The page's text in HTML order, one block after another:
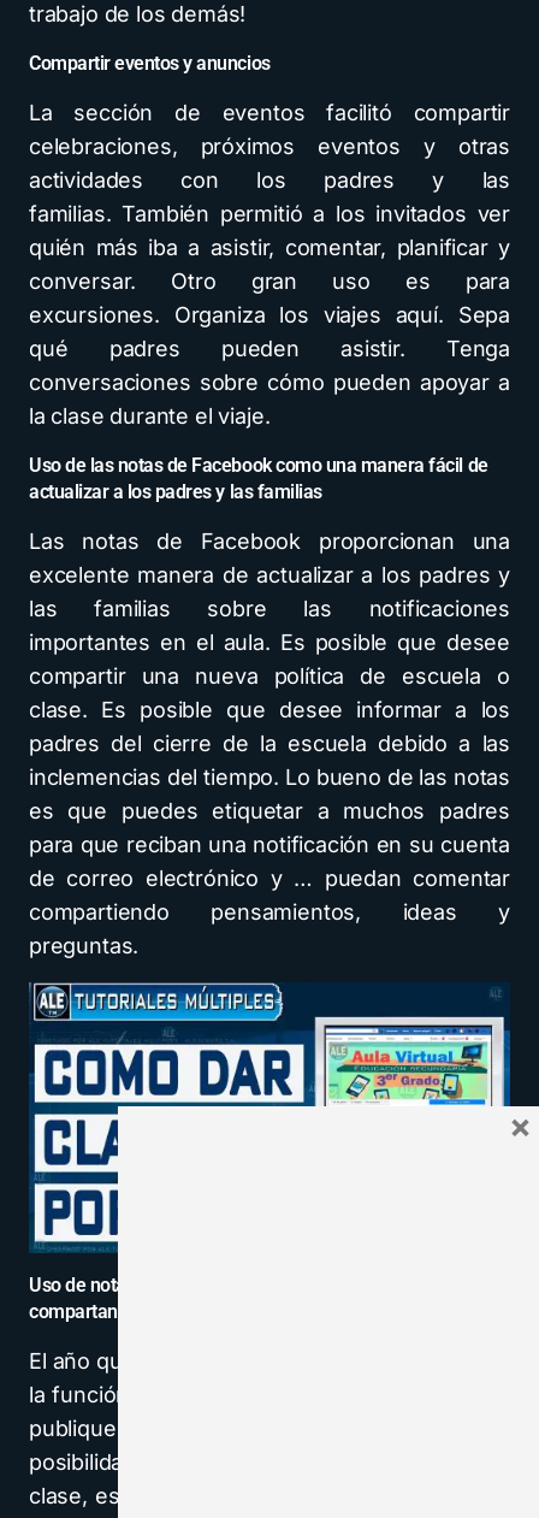
trabajo de los demás!
Compartir eventos y anuncios
La sección de eventos facilitó compartir
celebraciones, próximos eventos y otras
actividades con los padres y las
familias. También permitió a los invitados ver
quién más iba a asistir, comentar, planificar y
conversar. Otro gran uso es para
excursiones. Organiza los viajes aquí. Sepa
qué padres pueden asistir. Tenga
conversaciones sobre cómo pueden apoyar a
la clase durante el viaje.
Uso de las notas de Facebook como una manera fácil de
actualizar a los padres y las familias
Las notas de Facebook proporcionan una
excelente manera de actualizar a los padres y
las familias sobre las notificaciones
importantes en el aula. Es posible que desee
compartir una nueva política de escuela o
clase. Es posible que desee informar a los
padres del cierre de la escuela debido a las
inclemencias del tiempo. Lo bueno de las notas
es que puedes etiquetar a muchos padres
para que reciban una notificación en su cuenta
de correo electrónico y … puedan comentar
compartiendo pensamientos, ideas y
preguntas.
Uso de notas de Facebook para que los estudiantes
compartan sus escritos
El año que viene, la Sra.
la función de «notas» para que los estudiantes
publiquen su trabajo. Podría considerar la
posibilidad de etiquetar a compañeros de
clase, estudiantes de otras clases y / o padres
×